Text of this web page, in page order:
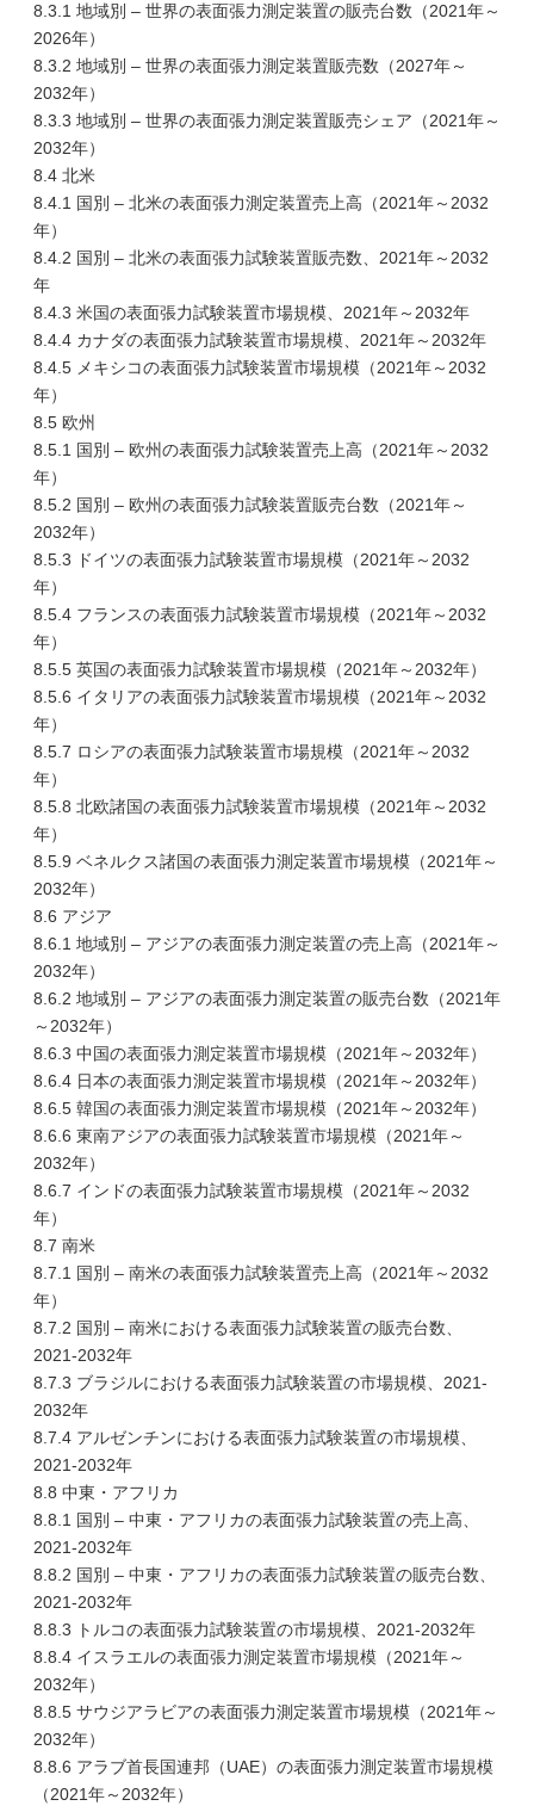
8.3.1 地域別 – 世界の表面張力測定装置の販売台数（2021年～
2026年）
8.3.2 地域別 – 世界の表面張力測定装置販売数（2027年～
2032年）
8.3.3 地域別 – 世界の表面張力測定装置販売シェア（2021年～
2032年）
8.4 北米
8.4.1 国別 – 北米の表面張力測定装置売上高（2021年～2032
年）
8.4.2 国別 – 北米の表面張力試験装置販売数、2021年～2032
年
8.4.3 米国の表面張力試験装置市場規模、2021年～2032年
8.4.4 カナダの表面張力試験装置市場規模、2021年～2032年
8.4.5 メキシコの表面張力試験装置市場規模（2021年～2032
年）
8.5 欧州
8.5.1 国別 – 欧州の表面張力試験装置売上高（2021年～2032
年）
8.5.2 国別 – 欧州の表面張力試験装置販売台数（2021年～
2032年）
8.5.3 ドイツの表面張力試験装置市場規模（2021年～2032
年）
8.5.4 フランスの表面張力試験装置市場規模（2021年～2032
年）
8.5.5 英国の表面張力試験装置市場規模（2021年～2032年）
8.5.6 イタリアの表面張力試験装置市場規模（2021年～2032
年）
8.5.7 ロシアの表面張力試験装置市場規模（2021年～2032
年）
8.5.8 北欧諸国の表面張力試験装置市場規模（2021年～2032
年）
8.5.9 ベネルクス諸国の表面張力測定装置市場規模（2021年～
2032年）
8.6 アジア
8.6.1 地域別 – アジアの表面張力測定装置の売上高（2021年～
2032年）
8.6.2 地域別 – アジアの表面張力測定装置の販売台数（2021年
～2032年）
8.6.3 中国の表面張力測定装置市場規模（2021年～2032年）
8.6.4 日本の表面張力測定装置市場規模（2021年～2032年）
8.6.5 韓国の表面張力測定装置市場規模（2021年～2032年）
8.6.6 東南アジアの表面張力試験装置市場規模（2021年～
2032年）
8.6.7 インドの表面張力試験装置市場規模（2021年～2032
年）
8.7 南米
8.7.1 国別 – 南米の表面張力試験装置売上高（2021年～2032
年）
8.7.2 国別 – 南米における表面張力試験装置の販売台数、
2021-2032年
8.7.3 ブラジルにおける表面張力試験装置の市場規模、2021-
2032年
8.7.4 アルゼンチンにおける表面張力試験装置の市場規模、
2021-2032年
8.8 中東・アフリカ
8.8.1 国別 – 中東・アフリカの表面張力試験装置の売上高、
2021-2032年
8.8.2 国別 – 中東・アフリカの表面張力試験装置の販売台数、
2021-2032年
8.8.3 トルコの表面張力試験装置の市場規模、2021-2032年
8.8.4 イスラエルの表面張力測定装置市場規模（2021年～
2032年）
8.8.5 サウジアラビアの表面張力測定装置市場規模（2021年～
2032年）
8.8.6 アラブ首長国連邦（UAE）の表面張力測定装置市場規模
（2021年～2032年）